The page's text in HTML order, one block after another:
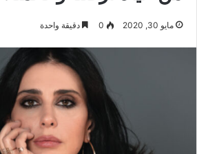
مايو 30, 2020 0 دقيقة واحدة